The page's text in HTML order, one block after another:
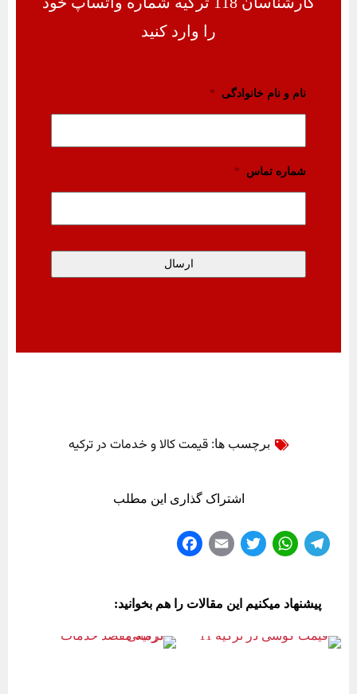
را وارد کنید
نام و نام خانوادگی *
شماره تماس *
برچسب ها:قیمت کالا و خدمات در ترکیه
اشتراک گذاری این مطلب
Te
gr
a
m
W
ts
A
pp
T
tte
r
E
ail
bo
ok
پیشنهاد میکنیم این مقالات را هم بخوانید: